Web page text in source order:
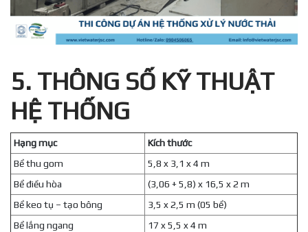
5. THÔNG SỐ KỸ THUẬT
HỆ THỐNG
Hạng mục
Kích thước
Bể thu gom
5,8 x 3,1 x 4 m
Bể điều hòa
(3,06 + 5,8) x 16,5 x 2 m
Bể keo tụ – tạo bông
3,5 x 2,5 m (05 bể)
Bể lắng ngang
17 x 5,5 x 4 m